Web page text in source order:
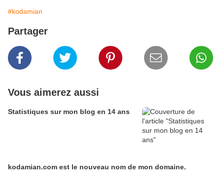
#kodamian
Partager
Vous aimerez aussi
Statistiques sur mon blog en 14 ans
kodamian.com est le nouveau nom de mon domaine.